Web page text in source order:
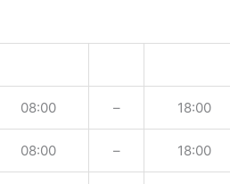
08:00 – 18:00
08:00 – 18:00